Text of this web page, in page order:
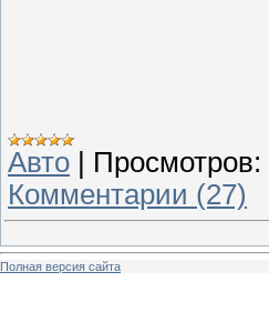
Авто
Просмотров:
Комментарии (27)
Полная версия сайта